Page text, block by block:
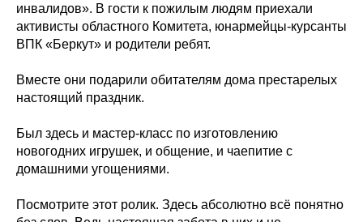
инвалидов». В гости к пожилым людям приехали
активисты областного Комитета, юнармейцы-курсанты
ВПК «Беркут» и родители ребят.
Вместе они подарили обитателям дома престарелых
настоящий праздник.
Был здесь и мастер-класс по изготовлению
новогодних игрушек, и общение, и чаепитие с
домашними угощениями.
Посмотрите этот ролик. Здесь абсолютно всё понятно